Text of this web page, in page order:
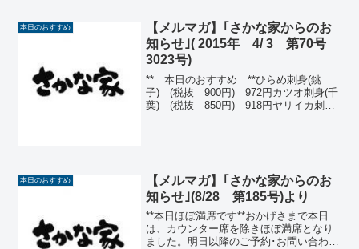
本日のおすすめ
【メルマガ】｢さかな家からのお
知らせ｣( 2015年 4/ 3 第70号
3023号)
** 本日のおすすめ **ひらめ刺身(銚
子) (税抜 900円) 972円カツオ刺身(千
葉) (税抜 850円) 918円ヤリイカ刺身
本日のおすすめ
【メルマガ】｢さかな家からのお
知らせ｣(8/28 第185号)より
**本日ほぼ満席です**おかげさまで本日
は、カウンター席を除きほぼ満席となり
ました。明日以降のご予約･お問い合わせ